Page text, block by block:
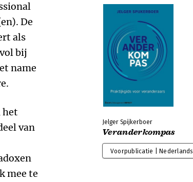
De
als
bij
name
het
van
mee te
Jelger Spijkerboer
Veranderkompas
Voorpublicatie | Nederlands